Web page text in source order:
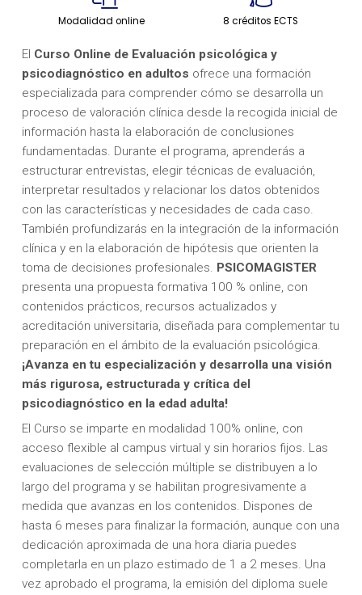
Modalidad online 8 créditos ECTS
El Curso Online de Evaluación psicológica y
psicodiagnóstico en adultos ofrece una formación
especializada para comprender cómo se desarrolla un
proceso de valoración clínica desde la recogida inicial de
información hasta la elaboración de conclusiones
fundamentadas. Durante el programa, aprenderás a
estructurar entrevistas, elegir técnicas de evaluación,
interpretar resultados y relacionar los datos obtenidos
con las características y necesidades de cada caso.
También profundizarás en la integración de la información
clínica y en la elaboración de hipótesis que orienten la
toma de decisiones profesionales. PSICOMAGISTER
presenta una propuesta formativa 100 % online, con
contenidos prácticos, recursos actualizados y
acreditación universitaria, diseñada para complementar tu
preparación en el ámbito de la evaluación psicológica.
¡Avanza en tu especialización y desarrolla una visión
más rigurosa, estructurada y crítica del
psicodiagnóstico en la edad adulta!
El Curso se imparte en modalidad 100% online, con
acceso flexible al campus virtual y sin horarios fijos. Las
evaluaciones de selección múltiple se distribuyen a lo
largo del programa y se habilitan progresivamente a
medida que avanzas en los contenidos. Dispones de
hasta 6 meses para finalizar la formación, aunque con una
dedicación aproximada de una hora diaria puedes
completarla en un plazo estimado de 1 a 2 meses. Una
vez aprobado el programa, la emisión del diploma suele